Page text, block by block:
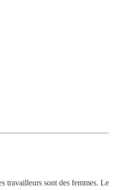
travailleurs sont des femmes. Le